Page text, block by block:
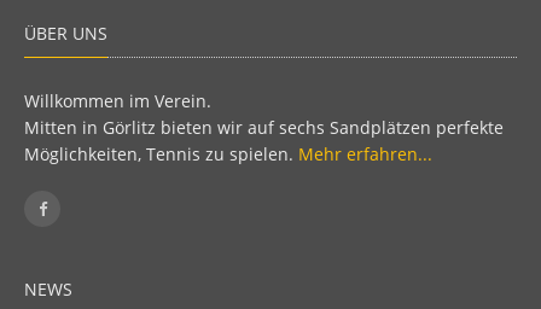
ÜBER UNS
Willkommen im Verein.
Mitten in Görlitz bieten wir auf sechs Sandplätzen perfekte
Möglichkeiten, Tennis zu spielen. Mehr erfahren...
NEWS